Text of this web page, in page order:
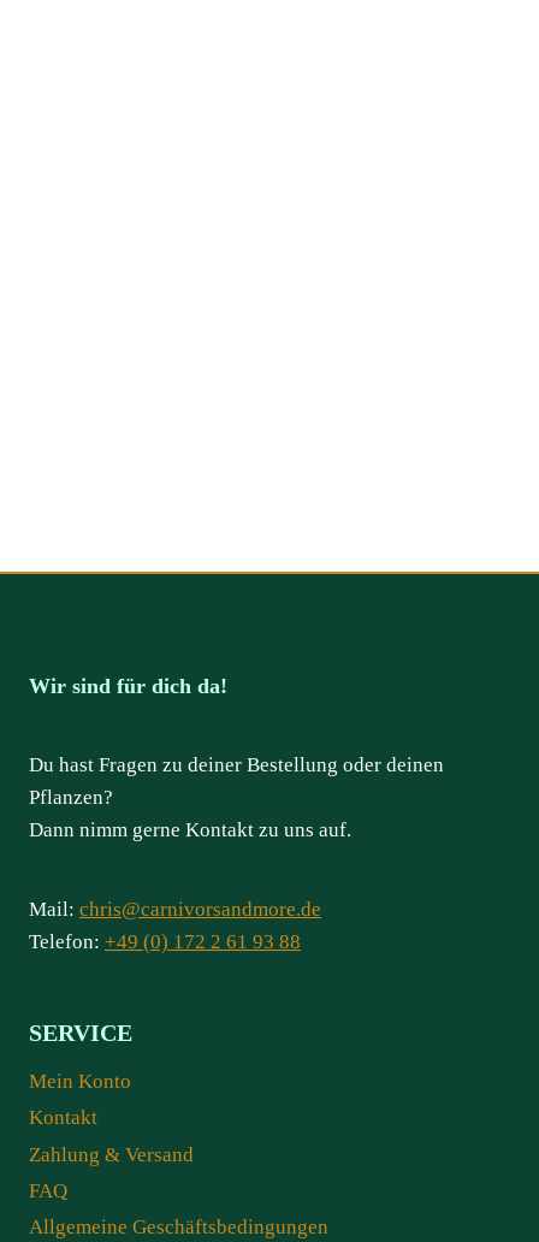
Wir sind für dich da!
Du hast Fragen zu deiner Bestellung oder deinen
Pflanzen?
Dann nimm gerne Kontakt zu uns auf.
Mail: chris@carnivorsandmore.de
Telefon: +49 (0) 172 2 61 93 88
SERVICE
Mein Konto
Kontakt
Zahlung & Versand
FAQ
Allgemeine Geschäftsbedingungen